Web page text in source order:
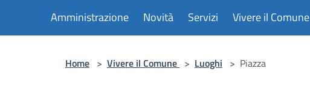
Amministrazione Novità Servizi Vivere il Comune
Home > Vivere il Comune > Luoghi > Piazza